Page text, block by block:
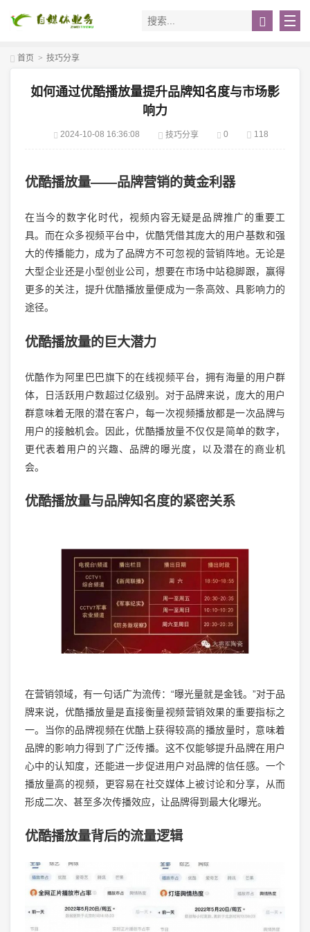
首页 > 技巧分享
如何通过优酷播放量提升品牌知名度与市场影
响力
2024-10-08 16:36:08 技巧分享 0 118
优酷播放量——品牌营销的黄金利器
在当今的数字化时代，视频内容无疑是品牌推广的重要工
具。而在众多视频平台中，优酷凭借其庞大的用户基数和强
大的传播能力，成为了品牌方不可忽视的营销阵地。无论是
大型企业还是小型创业公司，想要在市场中站稳脚跟，赢得
更多的关注，提升优酷播放量便成为一条高效、具影响力的
途径。
优酷播放量的巨大潜力
优酷作为阿里巴巴旗下的在线视频平台，拥有海量的用户群
体，日活跃用户数超过亿级别。对于品牌来说，庞大的用户
群意味着无限的潜在客户，每一次视频播放都是一次品牌与
用户的接触机会。因此，优酷播放量不仅仅是简单的数字，
更代表着用户的兴趣、品牌的曝光度，以及潜在的商业机
会。
优酷播放量与品牌知名度的紧密关系
在营销领域，有一句话广为流传：“曝光量就是金钱。”对于品
牌来说，优酷播放量是直接衡量视频营销效果的重要指标之
一。当你的品牌视频在优酷上获得较高的播放量时，意味着
品牌的影响力得到了广泛传播。这不仅能够提升品牌在用户
心中的认知度，还能进一步促进用户对品牌的信任感。一个
播放量高的视频，更容易在社交媒体上被讨论和分享，从而
形成二次、甚至多次传播效应，让品牌得到最大化曝光。
优酷播放量背后的流量逻辑